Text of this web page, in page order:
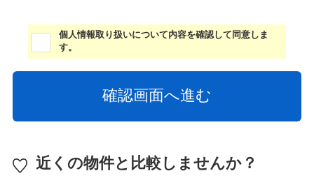
個人情報取り扱いについて内容を確認して同意しま
す。
近くの物件と比較しませんか？